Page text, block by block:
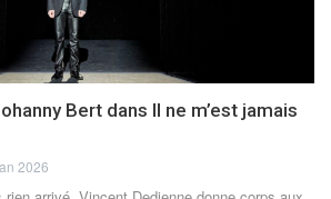
Bert dans Il ne m’est jamais
2026